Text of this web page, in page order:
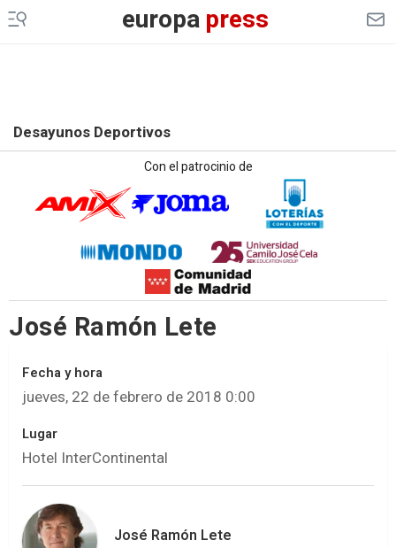
europapress
Desayunos Deportivos
Con el patrocinio de
José Ramón Lete
Fecha y hora
jueves, 22 de febrero de 2018 0:00
Lugar
Hotel InterContinental
José Ramón Lete